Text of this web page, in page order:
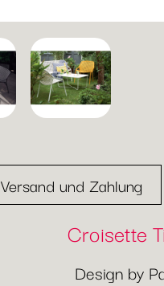
Versand und Zahlung
Croisette
Design by